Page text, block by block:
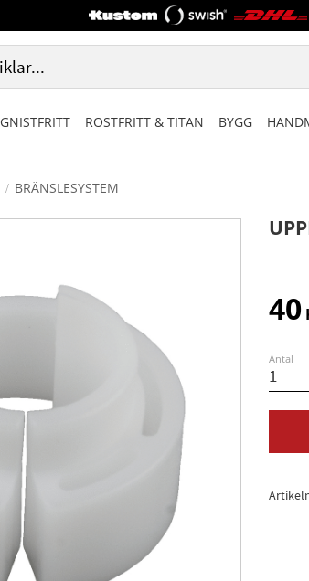
GNISTFRITT ROSTFRITT & TITAN BYGG
BRÄNSLESYSTEM
40
Antal